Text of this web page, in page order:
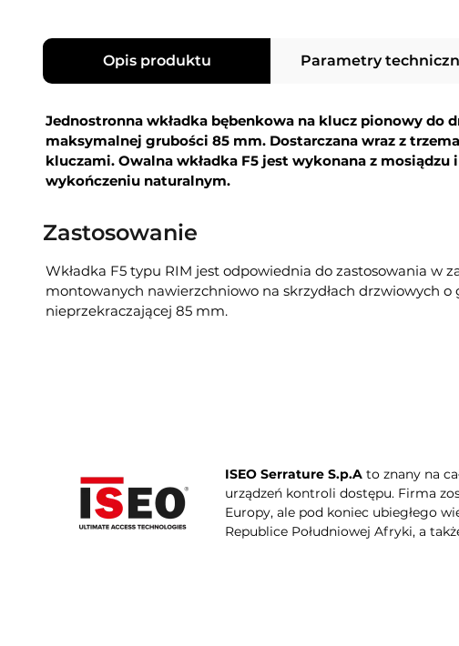
Opis produktu Parametry
Jednostronna wkładka bębenkowa na klucz pionowy do
maksymalnej grubości 85 mm. Dostarczana wraz z trzema
kluczami. Owalna wkładka F5 jest wykonana z mosiądzu
wykończeniu naturalnym.
Zastosowanie
Wkładka F5 typu RIM jest odpowiednia do zastosowania w
montowanych nawierzchniowo na skrzydłach drzwiowych o
nieprzekraczającej 85 mm.
ISEO Serrature S.p.A to znany na
urządzeń kontroli dostępu. Firma
Europy, ale pod koniec ubiegłego
Republice Południowej Afryki, a